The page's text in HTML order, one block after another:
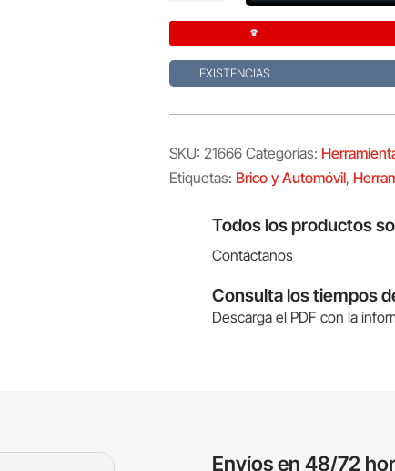
EXISTENCIAS
SKU: 21666 Categorías:
Etiquetas: Brico y Automóvil,
Todos los productos
Contáctanos
Consulta los tiempos
Descarga el PDF con la
Envíos en 48/72